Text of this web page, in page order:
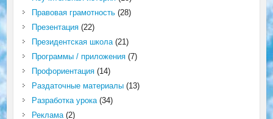
Правовая грамотность(28)
Презентация(22)
Президентская школа(21)
Программы / приложения(7)
Профориентация(14)
Раздаточные материалы(13)
Разработка урока(34)
Реклама(2)